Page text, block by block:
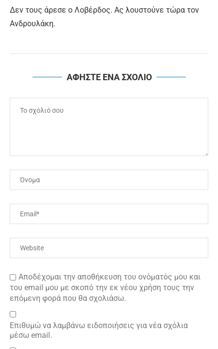
Δεν τους άρεσε ο Λοβέρδος. Ας λουστούνε τώρα τον
Ανδρουλάκη.
ΑΦΗΣΤΕ ΕΝΑ ΣΧΟΛΙΟ
Αποδέχομαι την αποθήκευση του ονόματός μου και
του email μου με σκοπό την εκ νέου χρήση τους την
επόμενη φορά που θα σχολιάσω.
Επιθυμώ να λαμβάνω ειδοποιήσεις για νέα σχόλια
μέσω email.